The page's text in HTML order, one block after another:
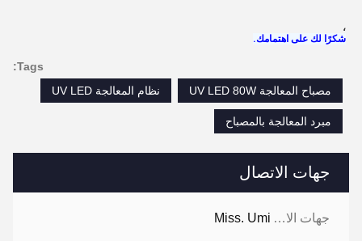
جهات الاتصال
جهات الاتصال: Miss. Umi
،
شكرًا لك على اهتمامك.
Tags:
مصباح المعالجة UV LED 80W
نظام المعالجة UV LED
مبرد المعالجة بالمصباح